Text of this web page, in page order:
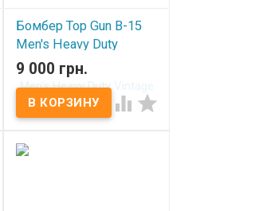
Бомбер Top Gun B-15
Men's Heavy Duty
Vintage Flight Bomber
Jacket Black
В наличии
9 000 грн.
 